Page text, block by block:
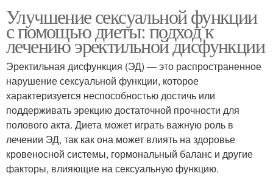
дисфункцию
Улучшение сексуальной функции
с помощью диеты: подход к
лечению эректильной дисфункции
Эректильная дисфункция (ЭД) — это распространенное
нарушение сексуальной функции, которое
характеризуется неспособностью достичь или
поддерживать эрекцию достаточной прочности для
полового акта. Диета может играть важную роль в
лечении ЭД, так как она может влиять на здоровье
кровеносной системы, гормональный баланс и другие
факторы, влияющие на сексуальную функцию.